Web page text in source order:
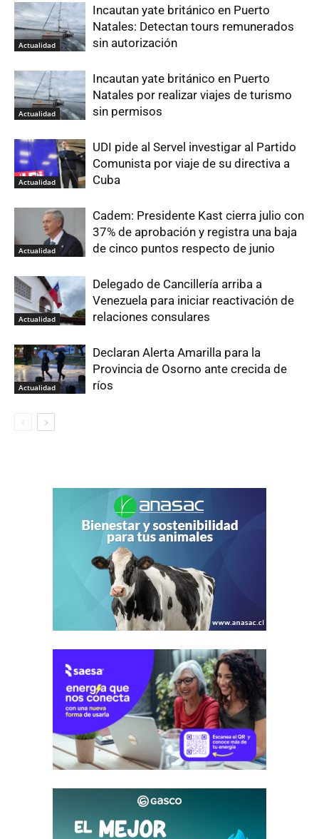
Actualidad
Incautan yate británico en Puerto
Natales: Detectan tours remunerados
sin autorización
Actualidad
Incautan yate británico en Puerto
Natales por realizar viajes de turismo
sin permisos
Actualidad
UDI pide al Servel investigar al Partido
Comunista por viaje de su directiva a
Cuba
Actualidad
Cadem: Presidente Kast cierra julio con
37% de aprobación y registra una baja
de cinco puntos respecto de junio
Actualidad
Delegado de Cancillería arriba a
Venezuela para iniciar reactivación de
relaciones consulares
Actualidad
Declaran Alerta Amarilla para la
Provincia de Osorno ante crecida de
ríos